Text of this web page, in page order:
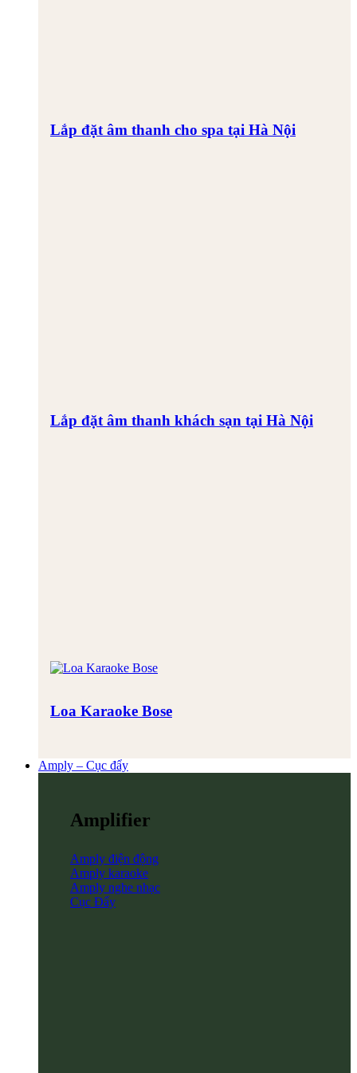
Lắp đặt âm thanh cho spa tại Hà Nội
Lắp đặt âm thanh khách sạn tại Hà Nội
Loa Karaoke Bose
Amply – Cục đẩy
Amplifier
Amply điện động
Amply karaoke
Amply nghe nhạc
Cục Đẩy